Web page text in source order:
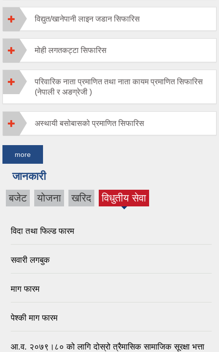
विद्युत/खानेपानी लाइन जडान सिफारिस
मोही लगतकट्टा सिफारिस
परिवारिक नाता प्रमाणित तथा नाता कायम प्रमाणित सिफारिस
(नेपाली र अङग्रेजी )
अस्थायी बसोबासको प्रमाणित सिफारिस
more
जानकारी
बजेट योजना खरिद विधुतीय सेवा
(active
विदा तथा फिल्ड फारम
सवारी लगबुक
माग फारम
पेश्की माग फारम
आ.व. २०७९।८० को लागि दोस्रो त्रैमासिक सामाजिक सूरक्षा भत्ता